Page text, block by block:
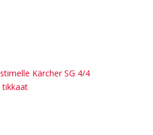
Kärcher SG 4/4
tikkaat